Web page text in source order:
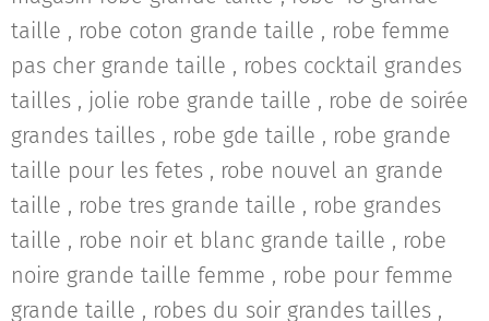
taille , robe coton grande taille , robe femme
pas cher grande taille , robes cocktail grandes
tailles , jolie robe grande taille , robe de soirée
grandes tailles , robe gde taille , robe grande
taille pour les fetes , robe nouvel an grande
taille , robe tres grande taille , robe grandes
taille , robe noir et blanc grande taille , robe
noire grande taille femme , robe pour femme
grande taille , robes du soir grandes tailles ,